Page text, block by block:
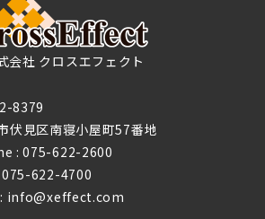
会社 クロスエフェクト
8379
伏見区南寝小屋町57番地
:075-622-2600
075-622-4700
info@xeffect.com